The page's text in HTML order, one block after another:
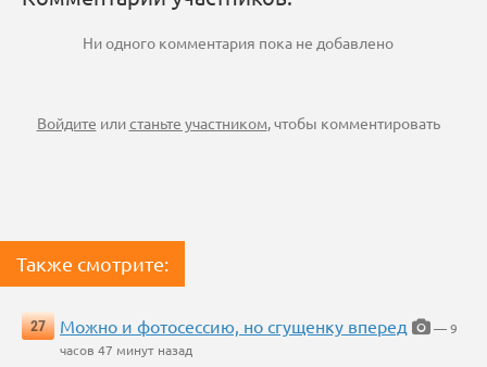
Ни одного комментария пока не добавлено
Войдите илистаньте участником, чтобы комментировать
Также смотрите:
27 Можно и фотосессию, но сгущенку вперед
— 9
часов 47 минут назад